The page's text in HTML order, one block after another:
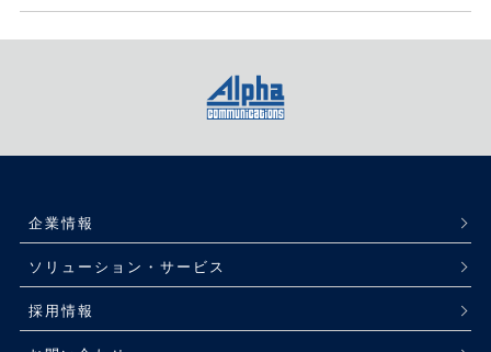
企業情報
ソリューション・サービス
採用情報